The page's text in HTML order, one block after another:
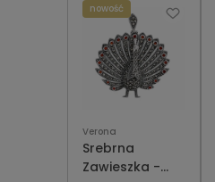
Verona
Srebrna
Zawieszka -
nowość